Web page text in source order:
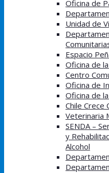
Oficina de
Unidad de
Espacio
Oficina de
Centro
Oficina de
Oficina de
Chile Crece
Veterinaria
SENDA –
y
Alcohol